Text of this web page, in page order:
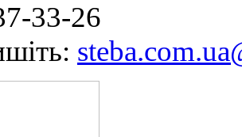
33-26